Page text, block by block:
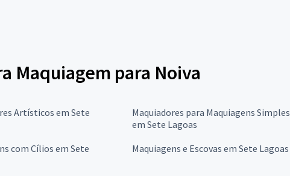
Maquiagem para Noiva
Artísticos em Sete
Maquiadores para Maquiagens Simples
em Sete Lagoas
com Cílios em Sete
Maquiagens e Escovas em Sete Lagoas